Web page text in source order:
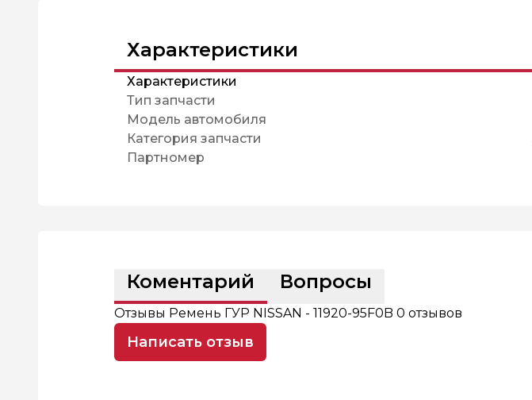
Характеристики
Характеристики
Тип запчасти
Модель автомобиля
Категория запчасти
Партномер
Коментарий Вопросы
Отзывы Ремень ГУР NISSAN - 11920-95F0B 0 отзывов
Написать отзыв